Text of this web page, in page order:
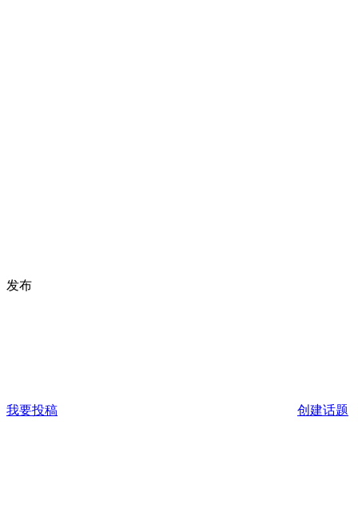
发布
我要投稿 创建话题